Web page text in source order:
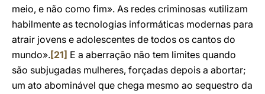
meio, e não como fim». As redes criminosas «utilizam
habilmente as tecnologias informáticas modernas para
atrair jovens e adolescentes de todos os cantos do
mundo».[21] E a aberração não tem limites quando
são subjugadas mulheres, forçadas depois a abortar;
um ato abominável que chega mesmo ao sequestro da